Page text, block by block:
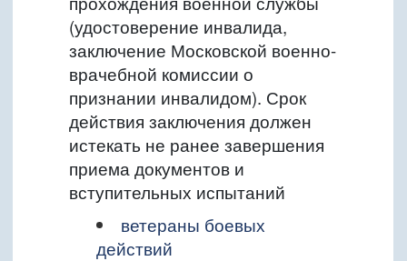
(удостоверение инвалида,
заключение Московской военно-
врачебной комиссии о
признании инвалидом). Срок
действия заключения должен
истекать не ранее завершения
приема документов и
вступительных испытаний
ветераны боевых
действий